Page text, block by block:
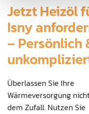
Jetzt Heizöl
Isny
– Persönlich
Überlassen Sie Ihre
Wärmeversorgung
dem Zufall. Nutzen Sie